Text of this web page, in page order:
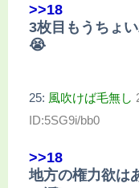
>>18
3枚目もうちょ
😭
25: 風吹けば毛無し
ID:5SG9i/bb0
>>18
地方の権力欲は